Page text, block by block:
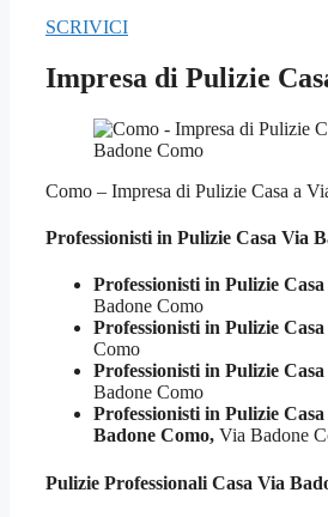
SCRIVICI
Impresa di Pulizie
Como – Impresa di Pulizie Casa a
Professionisti in Pulizie Casa Via
Professionisti in Pulizie
Badone Como
Professionisti in Pulizie
Como
Professionisti in Pulizie
Badone Como
Professionisti in Pulizie
Badone Como, Via Badone
Pulizie Professionali Casa Via